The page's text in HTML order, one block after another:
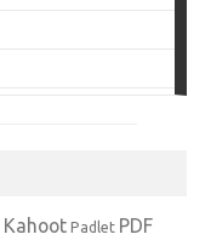
Kahoot Padlet PDF